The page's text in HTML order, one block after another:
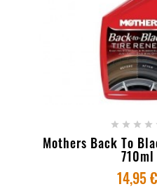
+ ADICIONAR AO
   
Mothers Back To
710ml
14,95 €